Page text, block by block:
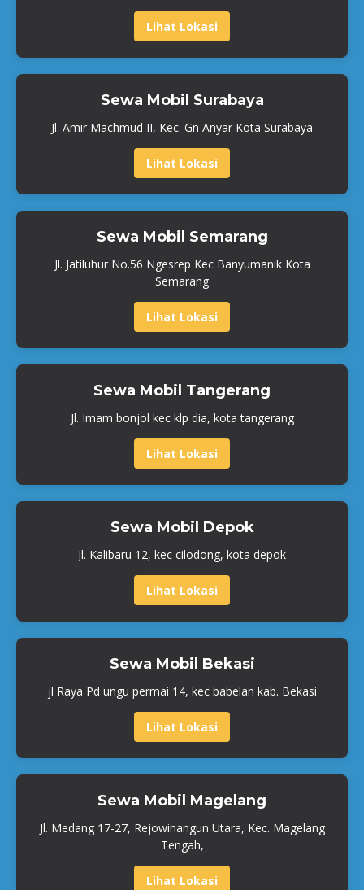
Lihat Lokasi
Sewa Mobil Surabaya
Jl. Amir Machmud II, Kec. Gn Anyar Kota Surabaya
Lihat Lokasi
Sewa Mobil Semarang
Jl. Jatiluhur No.56 Ngesrep Kec Banyumanik Kota
Semarang
Lihat Lokasi
Sewa Mobil Tangerang
Jl. Imam bonjol kec klp dia, kota tangerang
Lihat Lokasi
Sewa Mobil Depok
Jl. Kalibaru 12, kec cilodong, kota depok
Lihat Lokasi
Sewa Mobil Bekasi
jl Raya Pd ungu permai 14, kec babelan kab. Bekasi
Lihat Lokasi
Sewa Mobil Magelang
Jl. Medang 17-27, Rejowinangun Utara, Kec. Magelang
Tengah,
Lihat Lokasi